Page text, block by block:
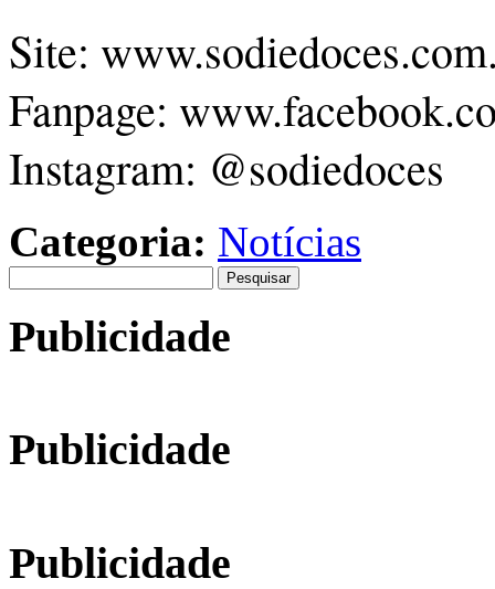
Site:
Fanpage:
Instagram: @sodiedoces
Categoria: Notícias
por:
Publicidade
Publicidade
Publicidade